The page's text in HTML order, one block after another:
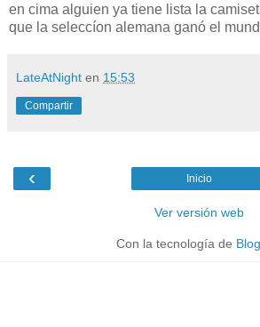
en cima alguien ya tiene lista la
que la seleccíon alemana ganó el
LateAtNight en 15:53
Compartir
‹ Inicio
Ver versión web
Con la tecnología de